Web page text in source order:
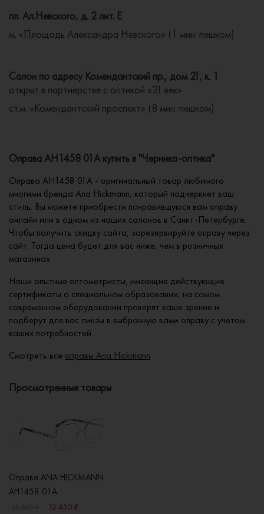
пл. Ал.Невского, д. 2 лит. Е
м. «Площадь Александра Невского» (1 мин. пешком)
Салон по адресу Комендантский пр., дом 21, к. 1
открыт в партнерстве с оптикой «21 век»
ст.м. «Комендантский проспект» (8 мин. пешком)
Оправа AH1458 01A купить в "Черника-оптика"
Оправа AH1458 01A - оригинальный товар любимого
многими бренда Ana Hickmann, который подчеркнет ваш
стиль. Вы можете приобрести понравившуюся вам оправу
онлайн или в одном из наших салонов в Санкт-Петербурге.
Чтобы получить скидку сайта, зарезервируйте оправу через
сайт. Тогда цена будет для вас ниже, чем в розничных
магазинах.
Наши опытные оптометристы, имеющие действующие
сертификаты о специальном образовании, на самом
современном оборудовании проверят ваше зрение и
подберут для вас линзы в выбранную вами оправу с учетом
ваших потребностей.
Смотреть все оправы Ana Hickmann
Просмотренные товары
Оправа ANA HICKMANN
AH1458 01A
12 450 ₽